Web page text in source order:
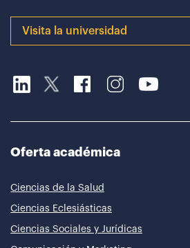
Visita la universidad
Oferta académica
Ciencias de la Salud
Ciencias Eclesiásticas
Ciencias Sociales y Jurídicas